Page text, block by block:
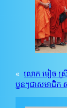
« លោក មៀច ស្
ប្អូនៗជាសមាជិ